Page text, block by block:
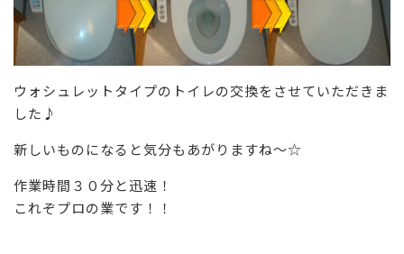
ウォシュレットタイプのトイレの交換をさせていただきま
した♪
新しいものになると気分もあがりますね～☆
作業時間３０分と迅速！
これぞプロの業です！！